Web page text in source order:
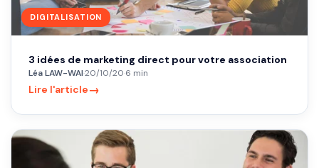
DIGITALISATION
3 idées de marketing direct pour votre association
Léa LAW-WAI·20/10/20·6 min
Lire l'article→